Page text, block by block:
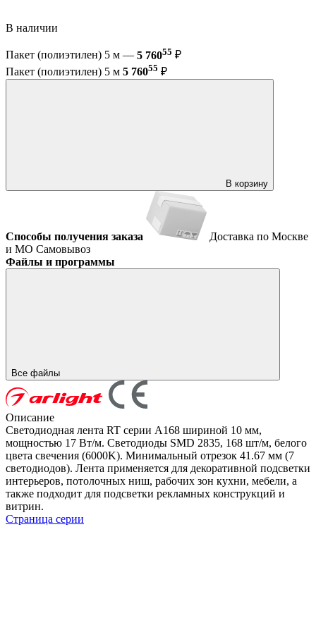
В наличии
Пакет (полиэтилен) 5 м — 5 76055 ₽
Пакет (полиэтилен) 5 м 5 76055 ₽
В корзину
Способы получения заказа
Доставка по Москве
и МО Самовывоз
Файлы и программы
Все файлы
Описание
Светодиодная лента RT серии A168 шириной 10 мм,
мощностью 17 Вт/м. Светодиоды SMD 2835, 168 шт/м, белого
цвета свечения (6000K). Минимальный отрезок 41.67 мм (7
светодиодов). Лента применяется для декоративной подсветки
интерьеров, потолочных ниш, рабочих зон кухни, мебели, а
также подходит для подсветки рекламных конструкций и
витрин.
Страница серии